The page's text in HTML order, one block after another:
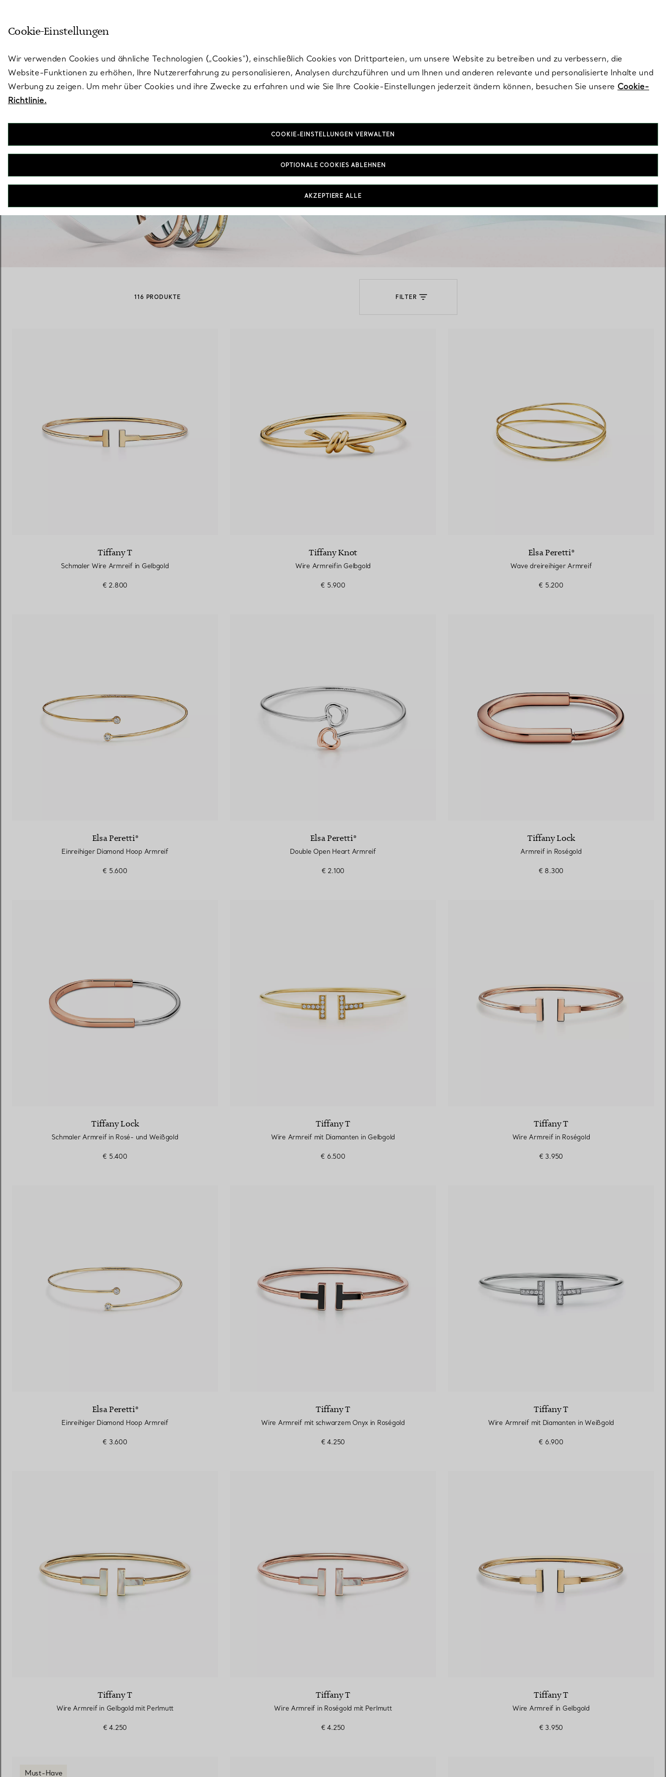
Eheringe für Herren
Armreife
Unsere Kollektion an Armreifen in Sterlingsilber und 18 Karat Gelb-, Weiß- und
Roségold zeichnet sich durch auffällige Details und funkelnde Diamanten aus: ein
116 PRODUKTE FILTER
Tiffany T
Schmaler Wire Armreif in Gelbgold
€ 2.800
Tiffany Knot
Wire Armreifin Gelbgold
€ 5.900
Elsa Peretti®
Wave dreireihiger Armreif
€ 5.200
Elsa Peretti®
Einreihiger Diamond Hoop Armreif
€ 5.600
Elsa Peretti®
Double Open Heart Armreif
€ 2.100
Tiffany Lock
Armreif in Roségold
€ 8.300
Tiffany Lock
Schmaler Armreif in Rosé- und Weißgold
€ 5.400
Tiffany T
Wire Armreif mit Diamanten in Gelbgold
€ 6.500
Tiffany T
Wire Armreif in Roségold
€ 3.950
Elsa Peretti®
Einreihiger Diamond Hoop Armreif
€ 3.600
Tiffany T
Wire Armreif mit schwarzem Onyx in Roségold
€ 4.250
Tiffany T
Wire Armreif mit Diamanten in Weißgold
€ 6.900
Tiffany T
Wire Armreif in Gelbgold mit Perlmutt
€ 4.250
Tiffany T
Wire Armreif in Roségold mit Perlmutt
€ 4.250
Tiffany T
Wire Armreif in Gelbgold
€ 3.950
Must-Have
Cookie-Einstellungen
Wir verwenden Cookies und ähnliche Technologien („Cookies“), einschließlich Cookies von Drittparteien, um unsere Website zu betreiben und zu verbessern, die
Website-Funktionen zu erhöhen, Ihre Nutzererfahrung zu personalisieren, Analysen durchzuführen und um Ihnen und anderen relevante und personalisierte Inhalte und
Werbung zu zeigen. Um mehr über Cookies und ihre Zwecke zu erfahren und wie Sie Ihre Cookie-Einstellungen jederzeit ändern können, besuchen Sie unsere Cookie-
Richtlinie.
COOKIE-EINSTELLUNGEN VERWALTEN
OPTIONALE COOKIES ABLEHNEN
AKZEPTIERE ALLE